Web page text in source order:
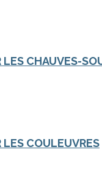
CHAUVES-
LES COULEUVRES